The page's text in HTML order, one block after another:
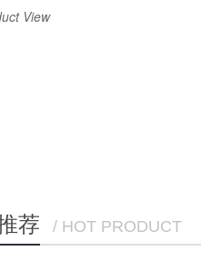
View
荐 / HOT PRODUCT